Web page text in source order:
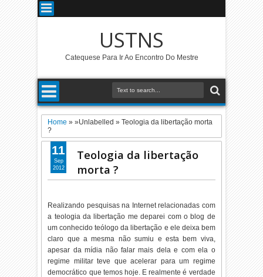
USTNS
Catequese Para Ir Ao Encontro Do Mestre
Home » »Unlabelled »Teologia da libertação morta
?
Teologia da libertação
morta ?
Realizando pesquisas na Internet relacionadas com
a teologia da libertação me deparei com o blog de
um conhecido teólogo da libertação e ele deixa bem
claro que a mesma não sumiu e esta bem viva,
apesar da mídia não falar mais dela e com ela o
regime militar teve que acelerar para um regime
democrático que temos hoje. E realmente é verdade
11
Sep
2012